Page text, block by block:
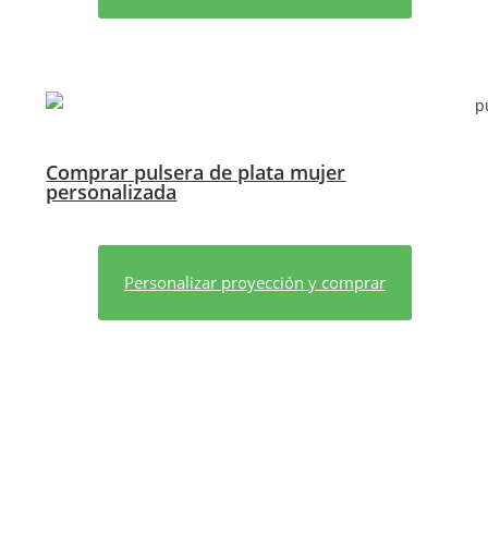
Comprar pulsera de plata mujer
personalizada
Personalizar proyección y comprar